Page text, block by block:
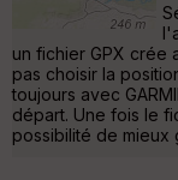
un fichier GPX crée
pas choisir la
toujours avec
départ. Une fois le
possibilité de